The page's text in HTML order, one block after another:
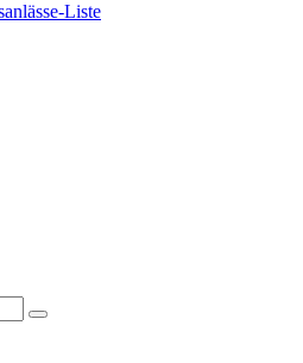
Liste